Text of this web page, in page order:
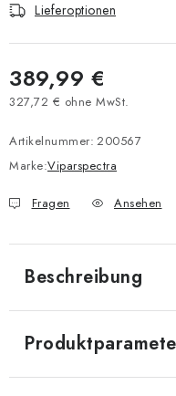
Lieferoptionen
389,99 €
327,72 € ohne MwSt.
Artikelnummer: 200567
Marke:Viparspectra
Fragen Ansehen
Beschreibung